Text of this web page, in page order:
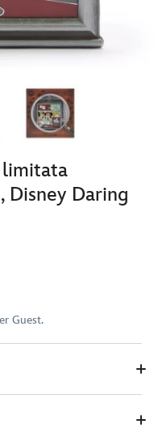
limitata
Disney Daring
Guest.